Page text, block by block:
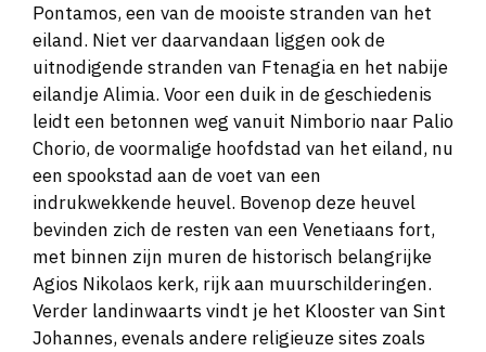
Pontamos, een van de mooiste stranden van het
eiland. Niet ver daarvandaan liggen ook de
uitnodigende stranden van Ftenagia en het nabije
eilandje Alimia. Voor een duik in de geschiedenis
leidt een betonnen weg vanuit Nimborio naar Palio
Chorio, de voormalige hoofdstad van het eiland, nu
een spookstad aan de voet van een
indrukwekkende heuvel. Bovenop deze heuvel
bevinden zich de resten van een Venetiaans fort,
met binnen zijn muren de historisch belangrijke
Agios Nikolaos kerk, rijk aan muurschilderingen.
Verder landinwaarts vindt je het Klooster van Sint
Johannes, evenals andere religieuze sites zoals